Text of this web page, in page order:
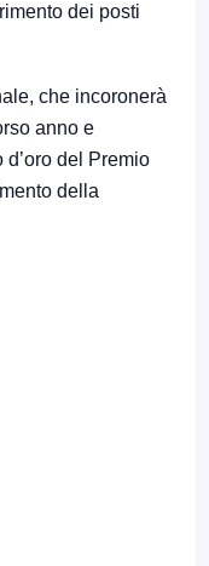
dei posti
che incoronerà
anno e
del Premio
della